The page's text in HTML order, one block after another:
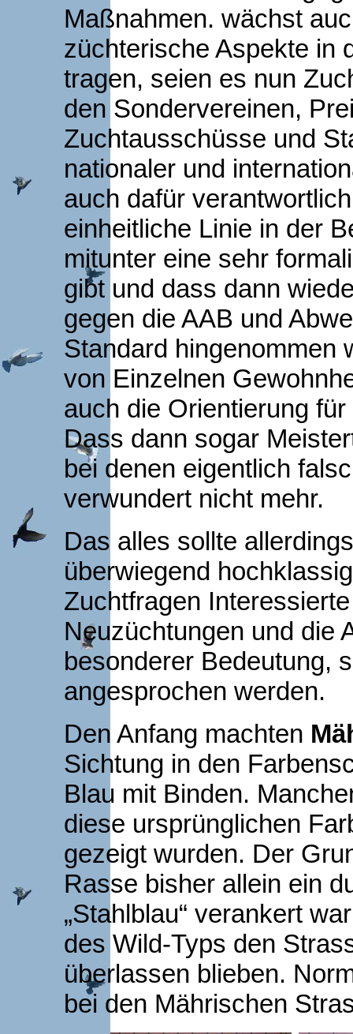
Maßnahmen. wächst
züchterische Aspekte in
tragen, seien es nun
den Sondervereinen,
Zuchtausschüsse und
nationaler und
auch dafür
einheitliche Linie in der
mitunter eine sehr
gibt und dass dann
gegen die AAB und
Standard hingenommen
von Einzelnen
auch die Orientierung
Dass dann sogar
bei denen eigentlich
verwundert nicht mehr.
Das alles sollte
überwiegend
Zuchtfragen
Neuzüchtungen und die
besonderer Bedeutung,
angesprochen werden.
Den Anfang machten
Sichtung in den
Blau mit Binden.
diese ursprünglichen
gezeigt wurden. Der
Rasse bisher allein ein
„Stahlblau“ verankert
des Wild-Typs den
überlassen blieben.
bei den Mährischen